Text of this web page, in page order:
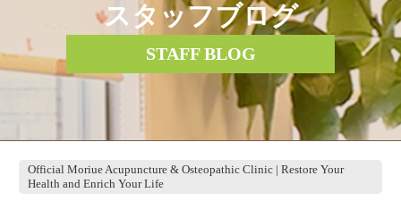
スタッフブログ
STAFF BLOG
Official Moriue Acupuncture & Osteopathic Clinic | Restore Your
Health and Enrich Your Life